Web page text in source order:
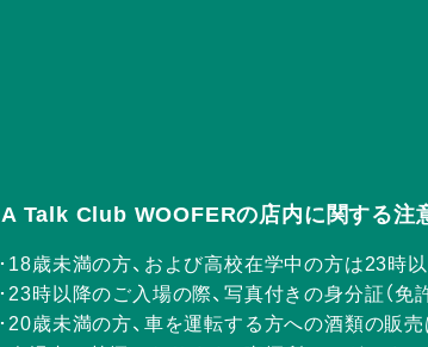
A Talk Club WOOFERの店内に関する注
18歳未満の方、および高校在学中の方は23時
23時以降のご入場の際、写真付きの身分証（免
20歳未満の方、車を運転する方への酒類の販売